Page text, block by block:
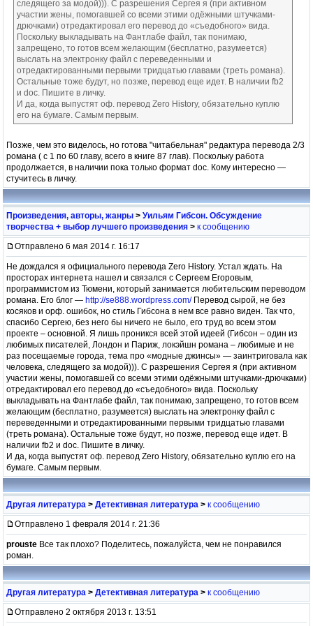
следящего за модой))). С разрешения Сергея я (при активном
участии жены, помогавшей со всеми этими одёжными штучками-
дрючками) отредактировал его перевод до «съедобного» вида.
Поскольку выкладывать на Фантлабе файл, так понимаю,
запрещено, то готов всем желающим (бесплатно, разумеется)
выслать на электронку файл с переведенными и
отредактированными первыми тридцатью главами (треть романа).
Остальные тоже будут, но позже, перевод еще идет. В наличии fb2
и doc. Пишите в личку.
И да, когда выпустят оф. перевод Zero History, обязательно куплю
его на бумаге. Самым первым.
Позже, чем это виделось, но готова "читабельная" редактура перевода 2/3
романа ( с 1 по 60 главу, всего в книге 87 глав). Поскольку работа
продолжается, в наличии пока только формат doc. Кому интересно —
стучитесь в личку.
Произведения, авторы, жанры > Уильям Гибсон. Обсуждение
творчества + выбор лучшего произведения > к сообщению
Отправлено 6 мая 2014 г. 16:17
Не дождался я официального перевода Zero History. Устал ждать. На
просторах интернета нашел и связался с Сергеем Егоровым,
программистом из Тюмени, который занимается любительским переводом
романа. Его блог — http://se888.wordpress.com/Перевод сырой, не без
косяков и орф. ошибок, но стиль Гибсона в нем все равно виден. Так что,
спасибо Сергею, без него бы ничего не было, его труд во всем этом
проекте – основной. Я лишь проникся всей этой идеей (Гибсон – один из
любимых писателей, Лондон и Париж, локэйшн романа – любимые и не
раз посещаемые города, тема про «модные джинсы» — заинтриговала как
человека, следящего за модой))). С разрешения Сергея я (при активном
участии жены, помогавшей со всеми этими одёжными штучками-дрючками)
отредактировал его перевод до «съедобного» вида. Поскольку
выкладывать на Фантлабе файл, так понимаю, запрещено, то готов всем
желающим (бесплатно, разумеется) выслать на электронку файл с
переведенными и отредактированными первыми тридцатью главами
(треть романа). Остальные тоже будут, но позже, перевод еще идет. В
наличии fb2 и doc. Пишите в личку.
И да, когда выпустят оф. перевод Zero History, обязательно куплю его на
бумаге. Самым первым.
Другая литература > Детективная литература > к сообщению
Отправлено 1 февраля 2014 г. 21:36
prouste Все так плохо? Поделитесь, пожалуйста, чем не понравился
роман.
Другая литература > Детективная литература > к сообщению
Отправлено 2 октября 2013 г. 13:51